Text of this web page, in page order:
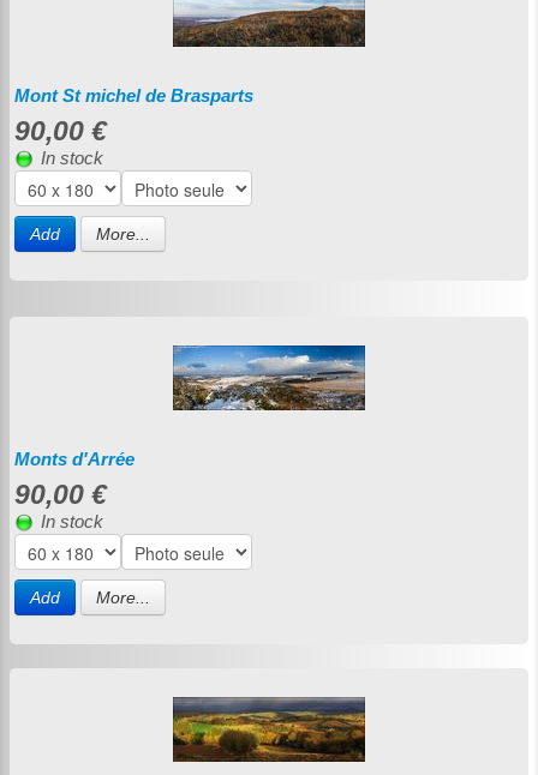
Mont St michel de Brasparts
90,00 €
In stock
Add More...
Monts d'Arrée
90,00 €
In stock
Add More...